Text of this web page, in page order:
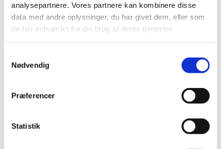
analysepartnere. Vores partnere kan kombinere disse
data med andre oplysninger, du har givet dem, eller som
de har indsamlet fra din brug af deres tjenester.
Nødvendig
Præferencer
Statistik
Du vil måske også kunne
lide...